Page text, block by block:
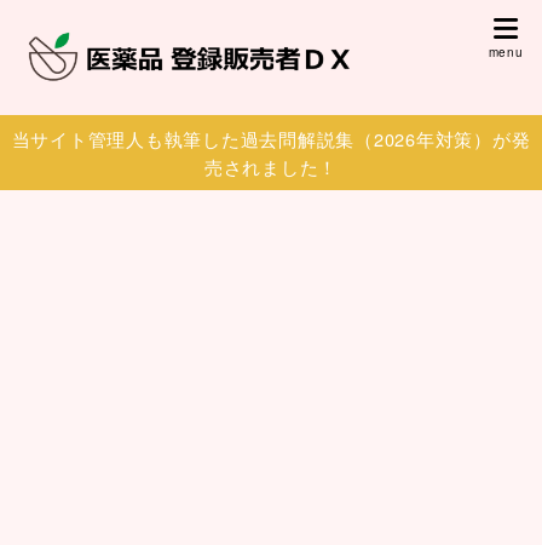
当サイト管理人も執筆した過去問解説集（2026年対策）が発
売されました！